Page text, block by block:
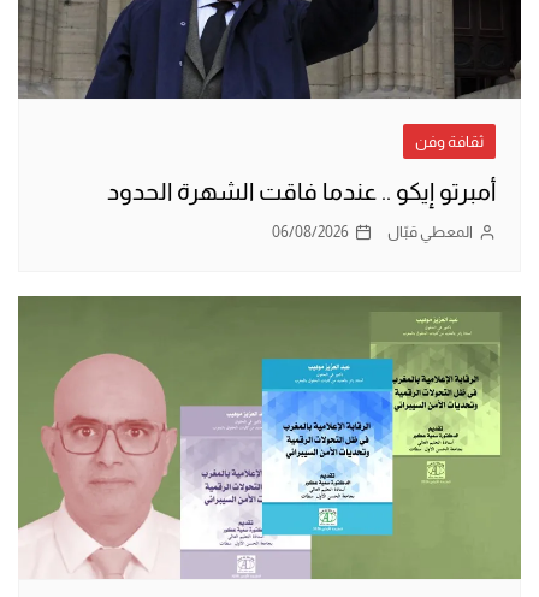
ثقافة وفن
أمبرتو إيكو .. عندما فاقت الشهرة الحدود
المعطي قبّال 06/08/2026